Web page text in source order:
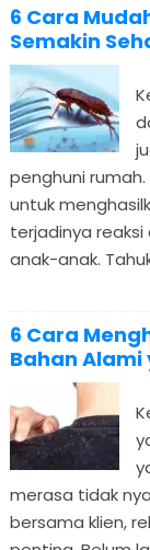
6 Cara
Semakin
penghuni
untuk
terjadinya reaksi
anak-anak.
6 Cara
Bahan Alami
merasa tidak
bersama klien,